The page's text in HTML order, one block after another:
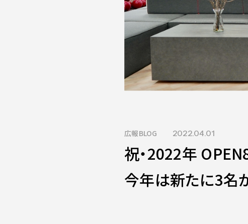
広報BLOG 2022.04.01
祝・2022年
今年は新たに3名